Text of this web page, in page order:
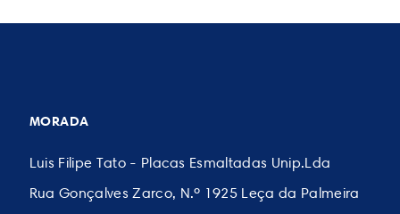
MORADA
Luis Filipe Tato - Placas Esmaltadas Unip.Lda
Rua Gonçalves Zarco, N.º 1925 Leça da Palmeira